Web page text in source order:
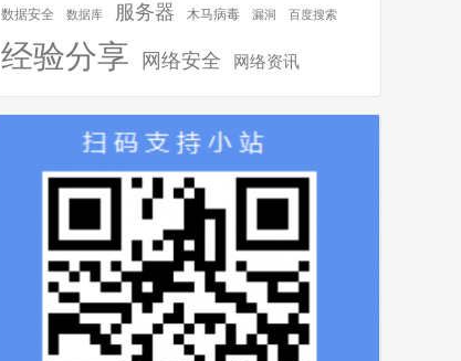
数据安全 数据库 服务器 木马病毒 漏洞 百度搜索
经验分享 网络安全 网络资讯